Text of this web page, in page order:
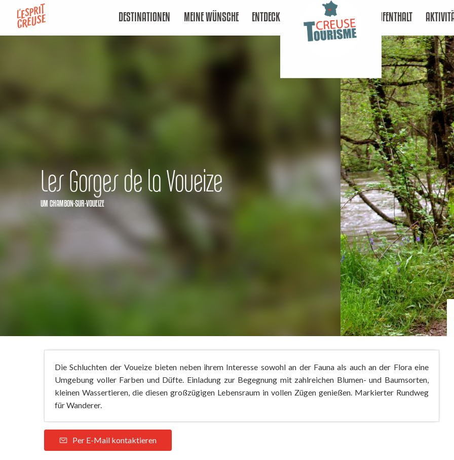
contenu
DESTINATIONEN MEINE WÜNSCHE ENTDECKEN AUFENTHALT
Les Gorges de la Voueize
UM CHAMBON-SUR-VOUEIZE
Die Schluchten der Voueize bieten neben ihrem Interesse sowohl an der Fauna als auch an der Flora eine
Umgebung voller Farben und Düfte. Einladung zur Begegnung mit zahlreichen Blumen- und Baumsorten,
kleinen Wassertieren, die diesen großzügigen Lebensraum in vollen Zügen genießen. Markierter Rundweg
für Wanderer.
Per E-Mail kontaktieren